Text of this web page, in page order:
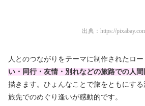
出典： https://
人とのつながりをテーマに制作されたロー
い・同行・友情・別れなどの旅路での人
描きます。ひょんなことで旅をともにする
旅先でのめぐり逢いが感動的です。